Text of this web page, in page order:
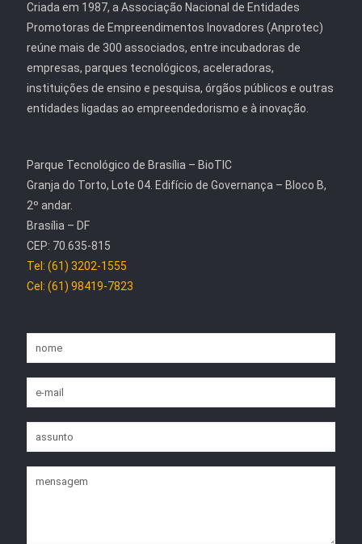
Criada em 1987, a Associação Nacional de Entidades
Promotoras de Empreendimentos Inovadores (Anprotec)
reúne mais de 300 associados, entre incubadoras de
empresas, parques tecnológicos, aceleradoras,
instituições de ensino e pesquisa, órgãos públicos e outras
entidades ligadas ao empreendedorismo e à inovação.
Parque Tecnológico de Brasília – BioTIC
Granja do Torto, Lote 04. Edifício de Governança – Bloco B,
2º andar.
Brasília – DF
CEP: 70.635-815
Tel: (61) 3202-1555
Cel: (61) 98419-7823